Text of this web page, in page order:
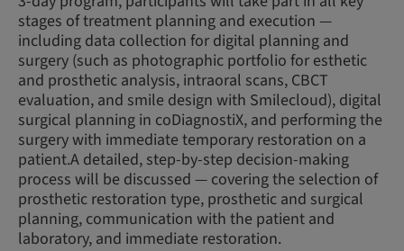
stages of treatment planning and execution —
including data collection for digital planning and
surgery (such as photographic portfolio for esthetic
and prosthetic analysis, intraoral scans, CBCT
evaluation, and smile design with Smilecloud), digital
surgical planning in coDiagnostiX, and performing the
surgery with immediate temporary restoration on a
patient.A detailed, step-by-step decision-making
process will be discussed — covering the selection of
prosthetic restoration type, prosthetic and surgical
planning, communication with the patient and
laboratory, and immediate restoration.